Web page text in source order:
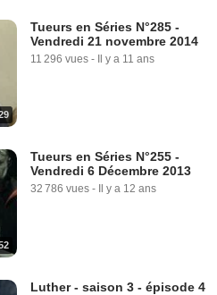
Tueurs en Séries N°285 -
Vendredi 21 novembre 2014
11 296 vues - Il y a 11 ans
Tueurs en Séries N°255 -
Vendredi 6 Décembre 2013
32 786 vues - Il y a 12 ans
Luther - saison 3 - épisode 4